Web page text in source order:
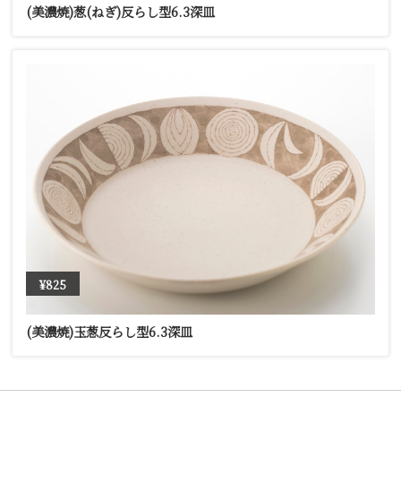
(美濃焼)葱(ねぎ)反らし型6.3深皿
¥825
(美濃焼)玉葱反らし型6.3深皿